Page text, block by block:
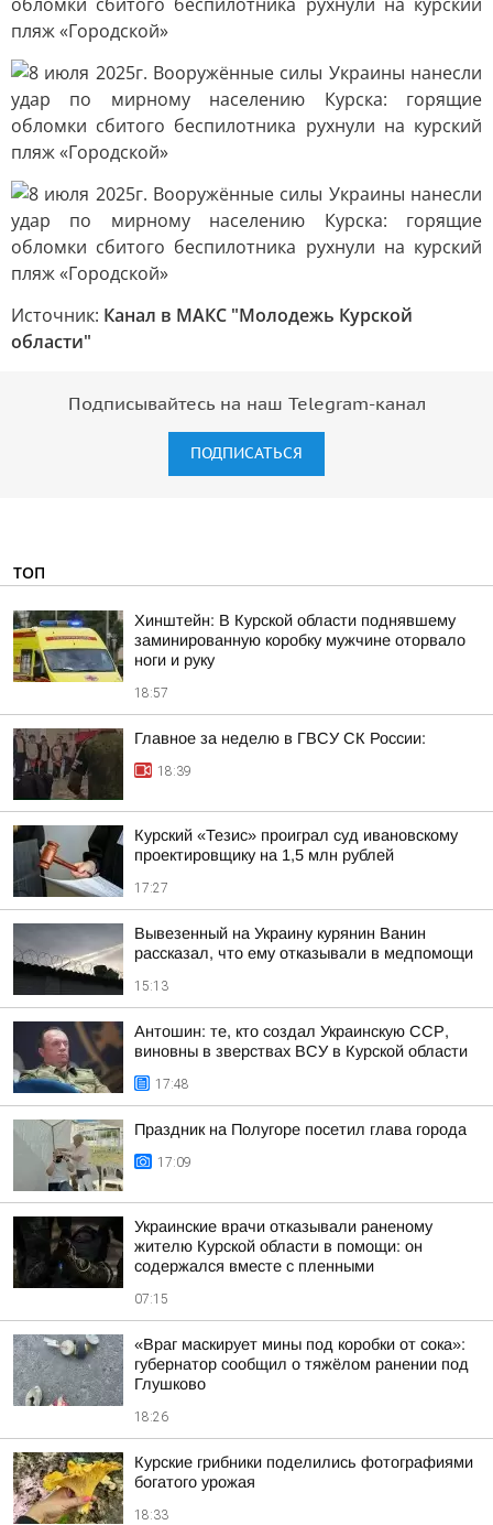
Источник: Канал в МАКС "Молодежь Курской
области"
Подписывайтесь на наш Telegram-канал
ПОДПИСАТЬСЯ
ТОП
Хинштейн: В Курской области поднявшему
заминированную коробку мужчине оторвало
ноги и руку
18:57
Главное за неделю в ГВСУ СК России:
18:39
Курский «Тезис» проиграл суд ивановскому
проектировщику на 1,5 млн рублей
17:27
Вывезенный на Украину курянин Ванин
рассказал, что ему отказывали в медпомощи
15:13
Антошин: те, кто создал Украинскую ССР,
виновны в зверствах ВСУ в Курской области
17:48
Праздник на Полугоре посетил глава города
17:09
Украинские врачи отказывали раненому
жителю Курской области в помощи: он
содержался вместе с пленными
07:15
«Враг маскирует мины под коробки от сока»:
губернатор сообщил о тяжёлом ранении под
Глушково
18:26
Курские грибники поделились фотографиями
богатого урожая
18:33